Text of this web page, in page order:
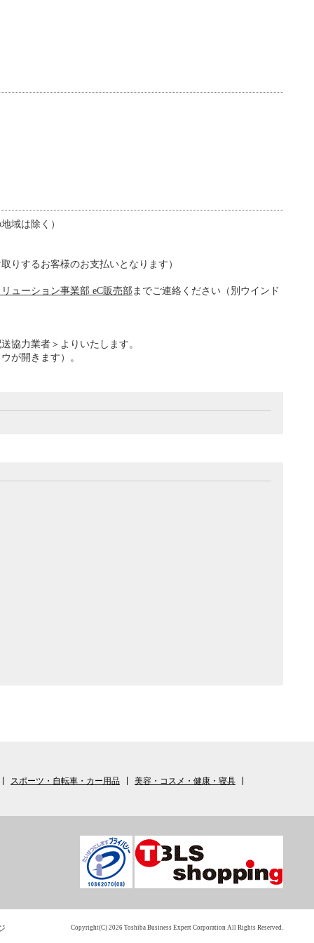
域は除く）
りするお客様のお支払いとなります）
ューション事業部 eC販売部 までご連絡ください（別ウインド
協力業者＞よりいたします。
が開きます）。
スポーツ・自転車・カー用品
美容・コスメ・健康・寝具
Copyright(C) 2026 Toshiba Business Expert Corporation All Rights Reserved.